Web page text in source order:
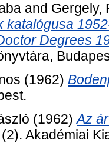
and Gergely,
katalógusa
Degrees
(1962)
(1962)Az
Akadémiai